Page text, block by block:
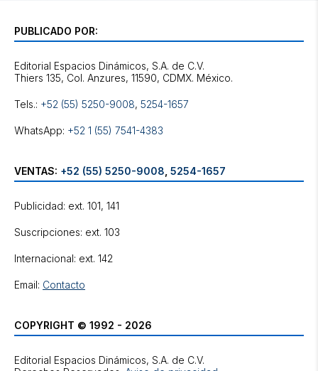
PUBLICADO POR:
Editorial Espacios Dinámicos, S.A. de C.V.
Tels.: +52 (55) 5250-9008, 5254-1657
WhatsApp: +52 1 (55) 7541-4383
VENTAS: +52 (55) 5250-9008 5254-1657
Publicidad: ext. 101, 141
Suscripciones: ext. 103
Internacional: ext. 142
Email: Contacto
COPYRIGHT © 1992 - 2026
Editorial Espacios Dinámicos, S.A. de C.V.